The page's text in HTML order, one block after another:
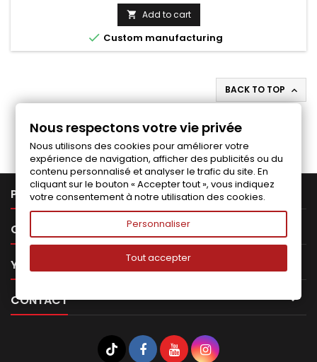
price
 Add to cart
 Custom manufacturing
BACK TO TOP 
Follow us on Facebook
PRODUCTS
OUR COMPANY
YOUR ACCOUNT
CONTACT 
Nous respectons votre vie privée
Nous utilisons des cookies pour améliorer votre
expérience de navigation, afficher des publicités ou du
contenu personnalisé et analyser le trafic du site. En
cliquant sur le bouton « Accepter tout », vous indiquez
votre consentement à notre utilisation des cookies.
Personnaliser
Tout accepter